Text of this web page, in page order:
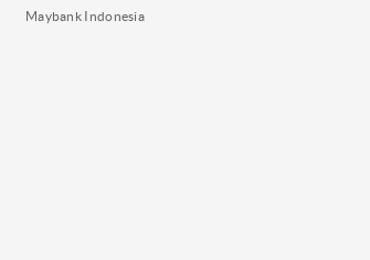
Maybank Indonesia